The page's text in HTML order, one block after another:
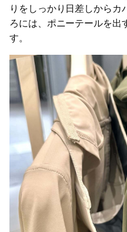
りをしっかり日差しからカ
ろには、ポニーテールを出
す。